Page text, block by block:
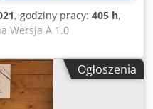
, godziny pracy: 405 h,
Wersja A 1.0
Płyta spychająca
ramię
Ogłoszenia